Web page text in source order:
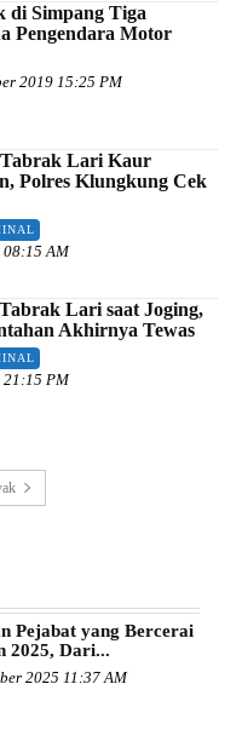
di Simpang Tiga
Pengendara Motor
2019 15:25 PM
Lari Kaur
Polres Klungkung Cek
08:15 AM
Lari saat Joging,
Akhirnya Tewas
21:15 PM
Pejabat yang Bercerai
2025, Dari...
2025 11:37 AM